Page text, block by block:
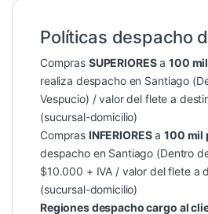
Políticas despacho
Compras SUPERIORESa100
realiza despacho en Santiago
Vespucio) / valor del flete a
(sucursal-domicilio)
Compras INFERIORESa100 mil
despacho en Santiago (Dentro
$10.000 + IVA / valor del flete a
(sucursal-domicilio)
Regiones despacho cargo al